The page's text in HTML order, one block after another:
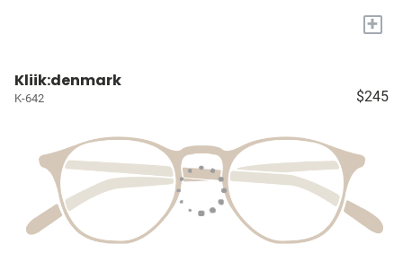
+
Kliik:denmark
K-642 $245